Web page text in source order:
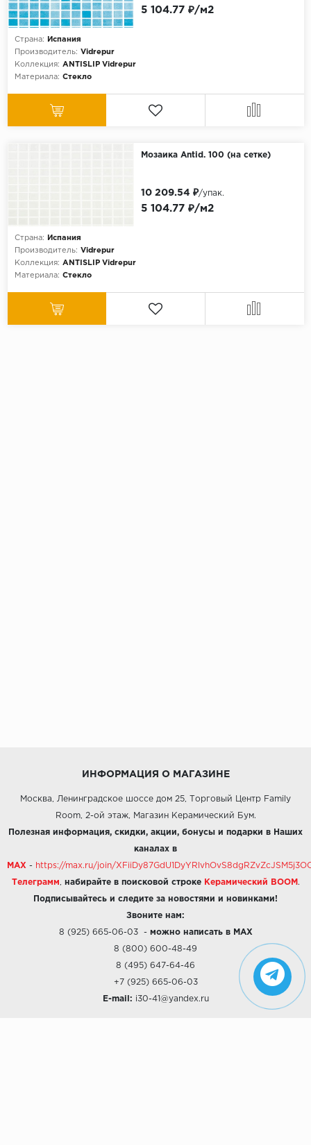
Страна:
Испания
Производитель: Vidrepur
Коллекция: ANTISLIP Vidrepur
Материала: Стекло
5 104.77 ₽/м2
Мозаика Antid. 100 (на сетке)
Страна:
Испания
Производитель: Vidrepur
Коллекция: ANTISLIP Vidrepur
Материала: Стекло
5 104.77 ₽/м2
10 209.54 ₽/упак.
ИНФОРМАЦИЯ О МАГАЗИНЕ
Москва, Ленинградское шоссе дом 25, Торговый Центр Family
Room, 2-ой этаж, Магазин Керамический Бум.
Полезная информация, скидки, акции, бонусы и подарки в Наших
каналах в
MAX - https://max.ru/join/
Телеграмм набирайте в поисковой строке Керамический BOOM .
Подписывайтесь и следите за новостями и новинками!
Звоните нам:
8 (925) 665-06-03- можно написать в MAX
8 (800) 600-48-49
8 (495) 647-64-46
+7 (925) 665-06-03
E-mail: i30-41@yandex.ru